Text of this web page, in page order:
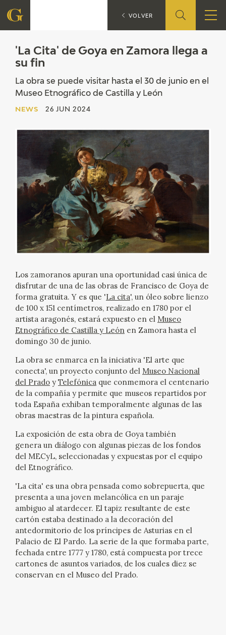
FOUNDATION
CONTACT
EXPOSICIONES
ACTUALIDAD
FRANCISCO DE GOYA
EL VIAJE DE GOYA
CATÁLOGO
PREMIO ARAGÓN GOYA
'La Cita' de Goya en Zamora llega a
su fin
La obra se puede visitar hasta el 30 de junio en el
Museo Etnográfico de Castilla y León
NEWS 26 JUN 2024
Los zamoranos apuran una oportunidad casi única de
disfrutar de una de las obras de Francisco de Goya de
forma gratuita. Y es que 'La cita', un óleo sobre lienzo
de 100 x 151 centímetros, realizado en 1780 por el
artista aragonés, estará expuesto en el Museo
Etnográfico de Castilla y León en Zamora hasta el
domingo 30 de junio.
La obra se enmarca en la iniciativa 'El arte que
conecta', un proyecto conjunto del Museo Nacional
del Prado y Telefónica que conmemora el centenario
de la compañía y permite que museos repartidos por
toda España exhiban temporalmente algunas de las
obras maestras de la pintura española.
La exposición de esta obra de Goya también
genera un diálogo con algunas piezas de los fondos
del MECyL, seleccionadas y expuestas por el equipo
del Etnográfico.
'La cita' es una obra pensada como sobrepuerta, que
presenta a una joven melancólica en un paraje
ambiguo al atardecer. El tapiz resultante de este
cartón estaba destinado a la decoración del
antedormitorio de los príncipes de Asturias en el
Palacio de El Pardo. La serie de la que formaba parte,
fechada entre 1777 y 1780, está compuesta por trece
cartones de asuntos variados, de los cuales diez se
conservan en el Museo del Prado.
NEWS 'La Cita' de Goya
VOLVER